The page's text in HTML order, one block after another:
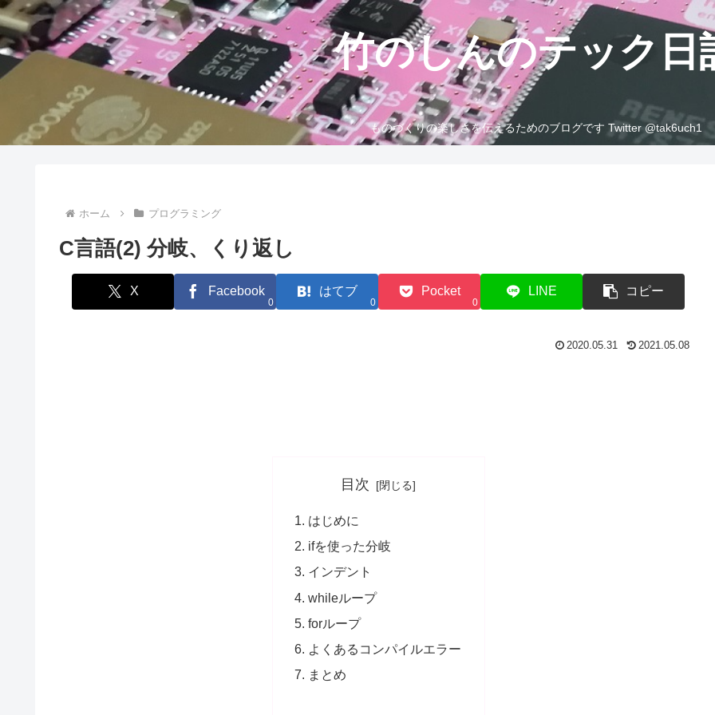
竹のしんのテック日
ものづくりの楽しさを伝えるためのブログです Twitter @tak6uch1
ホーム プログラミング
C言語(2) 分岐、くり返し
X Facebook
0
はてブ
0
Pocket
0
LINE コピー
2020.05.31 2021.05.08
目次
はじめに
ifを使った分岐
インデント
whileループ
forループ
よくあるコンパイルエラー
まとめ